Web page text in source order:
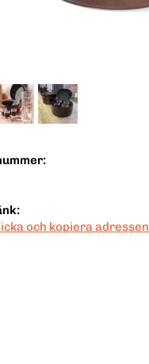
och kopiera adressen